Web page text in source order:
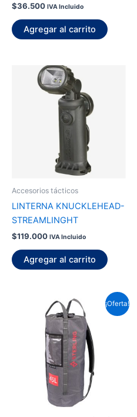
$36.500 IVA Incluido
Agregar al carrito
Accesorios tácticos
LINTERNA KNUCKLEHEAD-
STREAMLINGHT
$119.000 IVA Incluido
Agregar al carrito
¡Oferta!
precio
original
era:
$127.000.
precio
actual
es:
$123.200.